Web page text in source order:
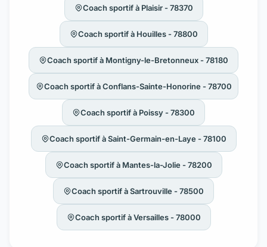
Coach sportif à Plaisir - 78370
Coach sportif à Houilles - 78800
Coach sportif à Montigny-le-Bretonneux - 78180
Coach sportif à Conflans-Sainte-Honorine - 78700
Coach sportif à Poissy - 78300
Coach sportif à Saint-Germain-en-Laye - 78100
Coach sportif à Mantes-la-Jolie - 78200
Coach sportif à Sartrouville - 78500
Coach sportif à Versailles - 78000